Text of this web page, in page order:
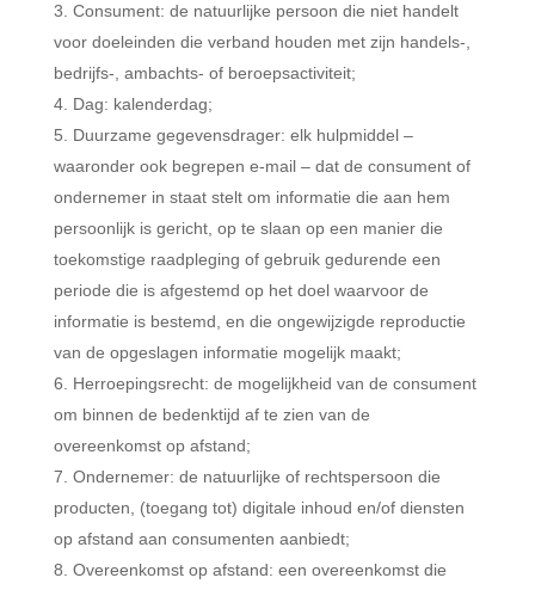
Consument: de natuurlijke persoon die niet handelt
voor doeleinden die verband houden met zijn handels-,
bedrijfs-, ambachts- of beroepsactiviteit;
Dag: kalenderdag;
Duurzame gegevensdrager: elk hulpmiddel –
waaronder ook begrepen e-mail – dat de consument of
ondernemer in staat stelt om informatie die aan hem
persoonlijk is gericht, op te slaan op een manier die
toekomstige raadpleging of gebruik gedurende een
periode die is afgestemd op het doel waarvoor de
informatie is bestemd, en die ongewijzigde reproductie
van de opgeslagen informatie mogelijk maakt;
Herroepingsrecht: de mogelijkheid van de consument
om binnen de bedenktijd af te zien van de
overeenkomst op afstand;
Ondernemer: de natuurlijke of rechtspersoon die
producten, (toegang tot) digitale inhoud en/of diensten
op afstand aan consumenten aanbiedt;
Overeenkomst op afstand: een overeenkomst die